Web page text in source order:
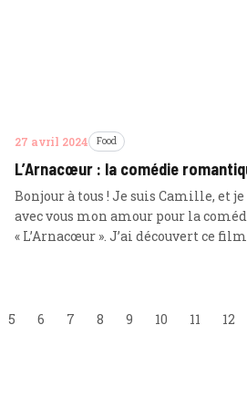
27 avril 2024 Food
L’Arnacœur : la comédie
Bonjour à tous ! Je suis Camille, et
avec vous mon amour pour la
« L’Arnacœur ». J’ai découvert ce
5
6 7 8 9 10 11 12